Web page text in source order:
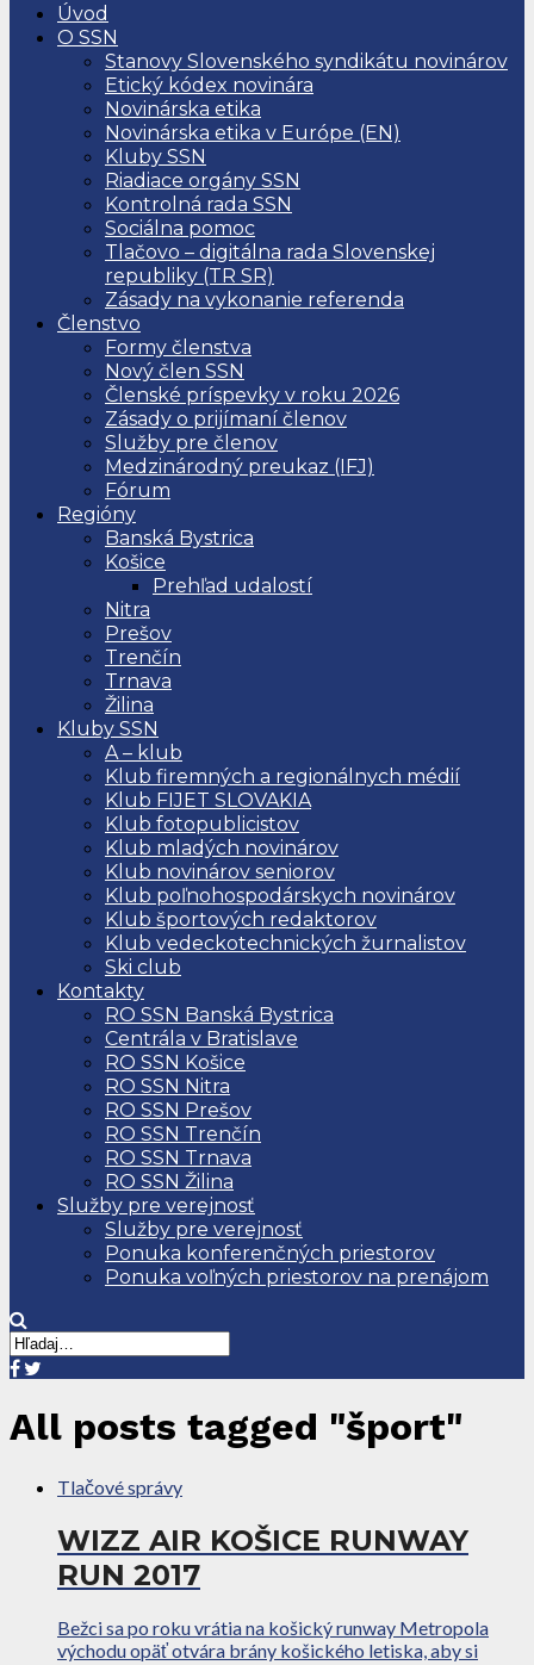
Úvod
O SSN
Stanovy Slovenského syndikátu novinárov
Etický kódex novinára
Novinárska etika
Novinárska etika v Európe (EN)
Kluby SSN
Riadiace orgány SSN
Kontrolná rada SSN
Sociálna pomoc
Tlačovo – digitálna rada Slovenskej
republiky (TR SR)
Zásady na vykonanie referenda
Členstvo
Formy členstva
Nový člen SSN
Členské príspevky v roku 2026
Zásady o prijímaní členov
Služby pre členov
Medzinárodný preukaz (IFJ)
Fórum
Regióny
Banská Bystrica
Košice
Prehľad udalostí
Nitra
Prešov
Trenčín
Trnava
Žilina
Kluby SSN
A – klub
Klub firemných a regionálnych médií
Klub FIJET SLOVAKIA
Klub fotopublicistov
Klub mladých novinárov
Klub novinárov seniorov
Klub poľnohospodárskych novinárov
Klub športových redaktorov
Klub vedeckotechnických žurnalistov
Ski club
Kontakty
RO SSN Banská Bystrica
Centrála v Bratislave
RO SSN Košice
RO SSN Nitra
RO SSN Prešov
RO SSN Trenčín
RO SSN Trnava
RO SSN Žilina
Služby pre verejnosť
Služby pre verejnosť
Ponuka konferenčných priestorov
Ponuka voľných priestorov na prenájom
All posts tagged "šport"
Tlačové správy
WIZZ AIR KOŠICE RUNWAY
RUN 2017
Bežci sa po roku vrátia na košický runway Metropola
východu opäť otvára brány košického letiska, aby si